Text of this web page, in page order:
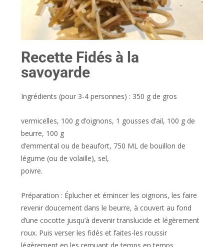
Recette Fidés à la
savoyarde
Ingrédients (pour 3-4 personnes) : 350 g de gros
vermicelles, 100 g d’oignons, 1 gousses d’ail, 100 g de
beurre, 100 g
d’emmental ou de beaufort, 750 ML de bouillon de
légume (ou de volaille), sel,
poivre.
Préparation : Éplucher et émincer les oignons, les faire
revenir doucement dans le beurre, à couvert au fond
d’une cocotte jusqu’à devenir translucide et légèrement
roux. Puis verser les fidés et faites-les roussir